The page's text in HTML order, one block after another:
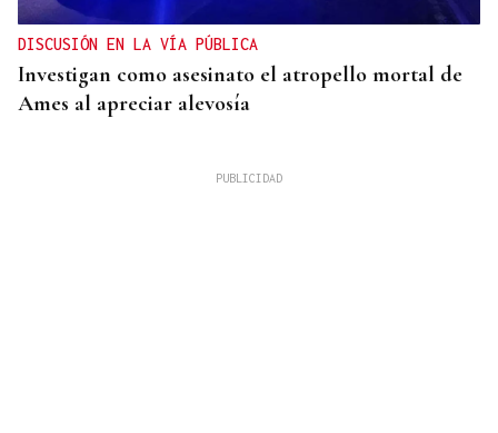
DISCUSIÓN EN LA VÍA PÚBLICA
Investigan como asesinato el atropello mortal de
Ames al apreciar alevosía